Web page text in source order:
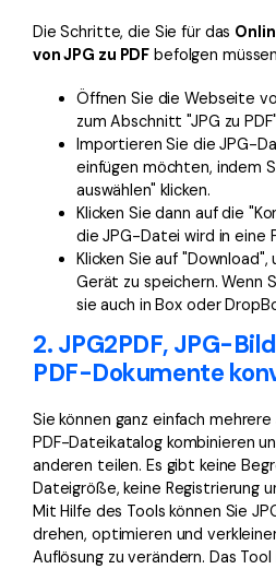
Die Schritte, die Sie für das
von JPG zu PDF befolgen
Öffnen Sie die Webseite
zum Abschnitt "JPG zu
Importieren Sie die JPG-
einfügen möchten, indem
auswählen" klicken.
Klicken Sie dann auf die
die JPG-Datei wird in eine
Klicken Sie auf
Gerät zu speichern. Wenn
sie auch in Box oder
2. JPG2PDF, JPG-
PDF-Dokumente
Sie können ganz einfach
PDF-Dateikatalog kombinieren
anderen teilen. Es gibt keine
Dateigröße, keine Registrierung
Mit Hilfe des Tools können Sie
drehen, optimieren und
Auflösung zu verändern. Das